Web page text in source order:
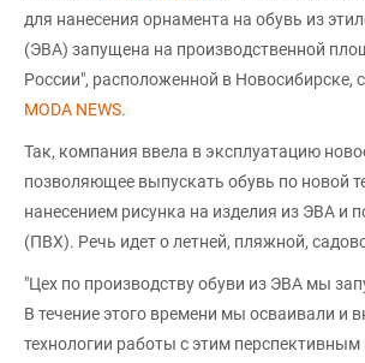
для нанесения орнамента на обувь из
(ЭВА) запущена на производственной
России", расположенной в Новосибирске,
MODA NEWS.
Так, компания ввела в эксплуатацию
позволяющее выпускать обувь по новой
нанесением рисунка на изделия из ЭВА и
(ПВХ). Речь идет о летней, пляжной,
"Цех по производству обуви из ЭВА мы
В течение этого времени мы осваивали и
технологии работы с этим